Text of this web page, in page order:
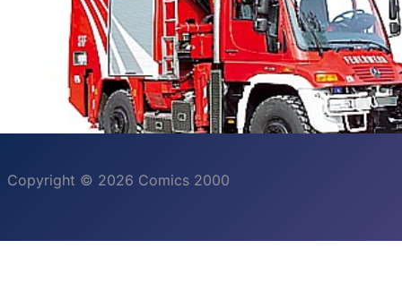
Copyright © 2026 Comics 2000